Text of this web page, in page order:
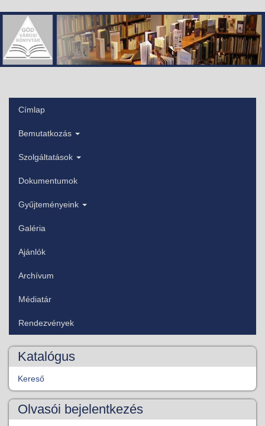
Ugrás
tartalomra
Főmenü
Címlap
Bemutatkozás
Szolgáltatások
Dokumentumok
Gyűjteményeink
Galéria
Ajánlók
Archívum
Médiatár
Rendezvények
Katalógus
Kereső
Olvasói bejelentkezés